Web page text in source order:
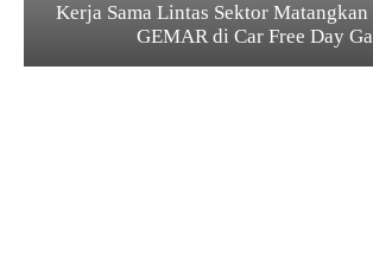
Kerja Sama Lintas Sektor Matangkan
GEMAR di Car Free Day